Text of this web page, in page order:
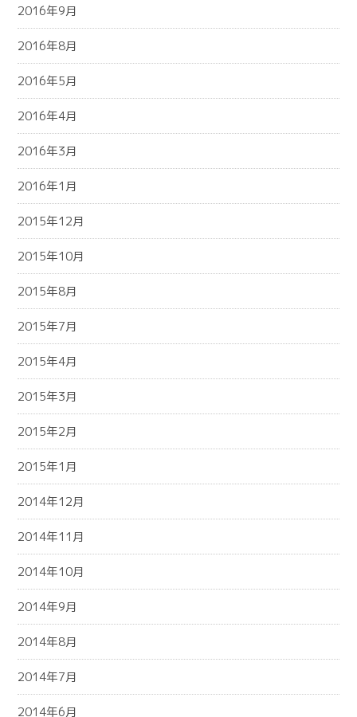
2016年9月
2016年8月
2016年5月
2016年4月
2016年3月
2016年1月
2015年12月
2015年10月
2015年8月
2015年7月
2015年4月
2015年3月
2015年2月
2015年1月
2014年12月
2014年11月
2014年10月
2014年9月
2014年8月
2014年7月
2014年6月